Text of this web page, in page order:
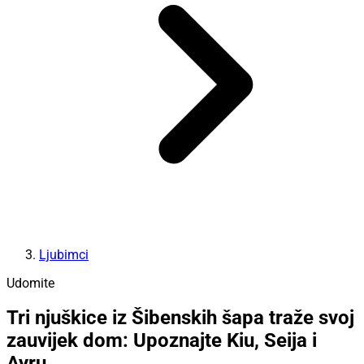
Ljubimci
Udomite
Tri njuškice iz Šibenskih šapa traže svoj
zauvijek dom: Upoznajte Kiu, Seija i